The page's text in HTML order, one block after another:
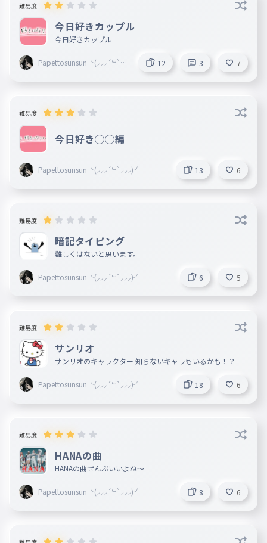
難易度
今日好きカップル
今日好きカップル
Papettosunsun╰(⸝⸝⸝´꒳`⸝⸝
12 3 7
難易度
今日好き◯◯編
Papettosunsun╰(⸝⸝⸝´꒳`⸝⸝⸝)╯ 13 6
難易度
暗記タイピング
難しくはないと思います。
Papettosunsun╰(⸝⸝⸝´꒳`⸝⸝⸝)╯ 6 5
難易度
サンリオ
サンリオのキャラクター 知らないキャラもいるかも！？
Papettosunsun╰(⸝⸝⸝´꒳`⸝⸝⸝)╯ 18 6
難易度
HANAの曲
HANAの曲ぜんぶいいよね〜
Papettosunsun╰(⸝⸝⸝´꒳`⸝⸝⸝)╯ 8 6